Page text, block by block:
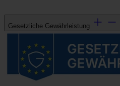
Gesetzliche Gewährleistung